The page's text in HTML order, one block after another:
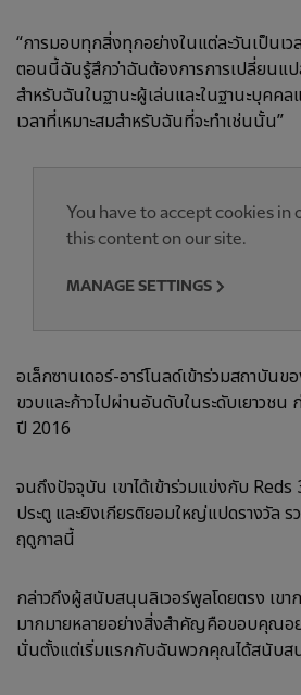
“การมอบทุกสิ่งทุกอย่างในแต่ละวันเป็นเ
ตอนนี้ฉันรู้สึกว่าฉันต้องการการเปลี่ยนแป
สำหรับฉันในฐานะผู้เล่นและในฐานะบุคค
เวลาที่เหมาะสมสำหรับฉันที่จะทำเช่นนั้น”
You have to accept cookies in
this content on our site.
MANAGE SETTINGS
อเล็กซานเดอร์-อาร์โนลด์เข้าร่วมสถาบันข
ขวบและก้าวไปผ่านอันดับในระดับเยาวชน
ปี 2016
จนถึงปัจจุบัน เขาได้เข้าร่วมแข่งกับ Reds
ประตู และยิงเกียรติยอมใหญ่แปดรางวัล
ฤดูกาลนี้
กล่าวถึงผู้สนับสนุนลิเวอร์พูลโดยตรง เขา
มากมายหลายอย่างสิ่งสำคัญคือขอบคุณ
นั่นตั้งแต่เริ่มแรกกับฉันพวกคุณได้สนับ